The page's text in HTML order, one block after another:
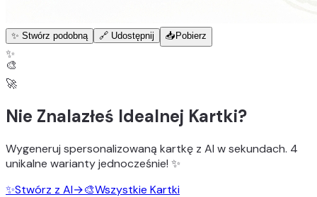
✨ Stwórz podobną 🔗 Udostępnij 📥 Pobierz
✨
🎨
🚀
Nie Znalazłeś Idealnej Kartki?
Wygeneruj spersonalizowaną kartkę z AI w sekundach. 4
unikalne wariantyjednocześnie! ✨
✨Stwórz z AI→🎨Wszystkie Kartki